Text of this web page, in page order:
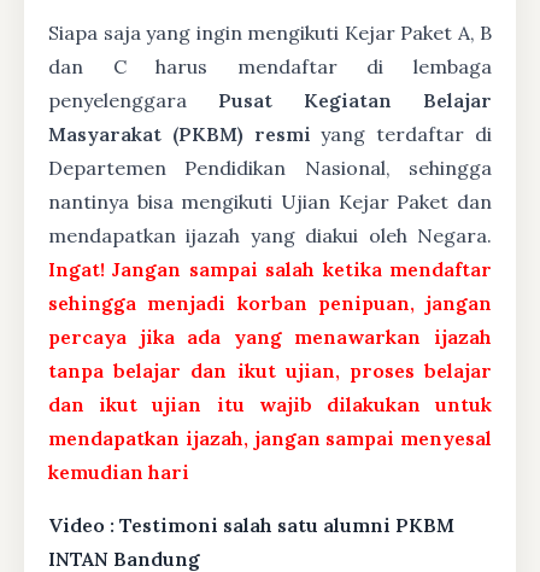
Siapa saja yang ingin mengikuti Kejar Paket A, B
dan C harus mendaftar di lembaga
penyelenggara Pusat Kegiatan Belajar
Masyarakat (PKBM) resmi yang terdaftar di
Departemen Pendidikan Nasional, sehingga
nantinya bisa mengikuti Ujian Kejar Paket dan
mendapatkan ijazah yang diakui oleh Negara.
Ingat! Jangan sampai salah ketika mendaftar
sehingga menjadi korban penipuan, jangan
percaya jika ada yang menawarkan ijazah
tanpa belajar dan ikut ujian, proses belajar
dan ikut ujian itu wajib dilakukan untuk
mendapatkan ijazah, jangan sampai menyesal
kemudian hari
Video : Testimoni salah satu alumni PKBM
INTAN Bandung